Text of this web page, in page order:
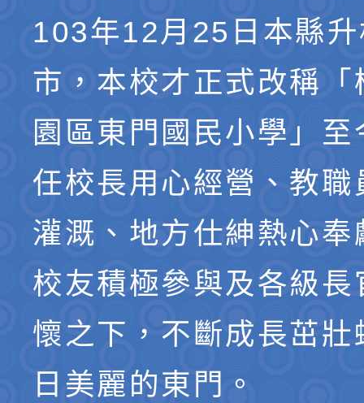
103年12月25日本縣
市，本校才正式改稱「
園區東門國民小學」
任校長用心經營、教職
灌溉、地方仕紳熱心奉
校友積極參與及各級長
懷之下，不斷成長茁壯
日美麗的東門。